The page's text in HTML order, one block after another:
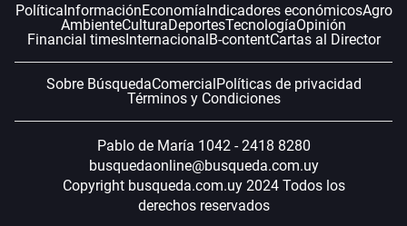
PolíticaInformaciónEconomíaIndicadores económicosAgro
AmbienteCulturaDeportesTecnologíaOpinión
Financial timesInternacionalB-contentCartas al Director
Sobre BúsquedaComercialPolíticas de privacidad
Términos y Condiciones
Pablo de María 1042 - 2418 8280
busquedaonline@busqueda.com.uy
Copyright busqueda.com.uy 2024 Todos los
derechos reservados